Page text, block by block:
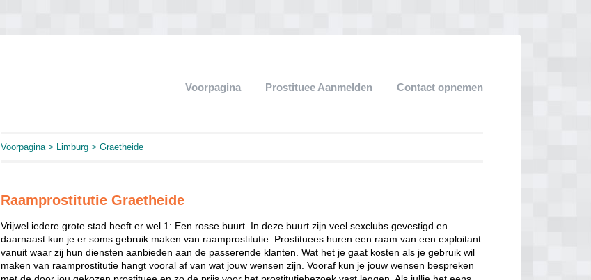
Voorpagina Prostituee Aanmelden Contact opnemen
Voorpagina> Limburg > Graetheide
Raamprostitutie Graetheide
Vrijwel iedere grote stad heeft er wel 1: Een rosse buurt. In deze buurt zijn veel sexclubs gevestigd en
daarnaast kun je er soms gebruik maken van raamprostitutie. Prostituees huren een raam van een exploitant
vanuit waar zij hun diensten aanbieden aan de passerende klanten. Wat het je gaat kosten als je gebruik wil
maken van raamprostitutie hangt vooral af van wat jouw wensen zijn. Vooraf kun je jouw wensen bespreken